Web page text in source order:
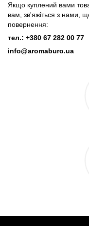
Якщо куплений вами
вам, зв'яжіться з нами,
повернення:
тел.: +380 67 282 00 77
info@aromaburo.ua